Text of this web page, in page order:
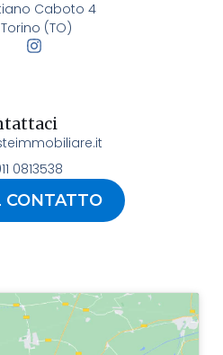
Caboto 4
Torino (TO)
0813538
CONTATTO